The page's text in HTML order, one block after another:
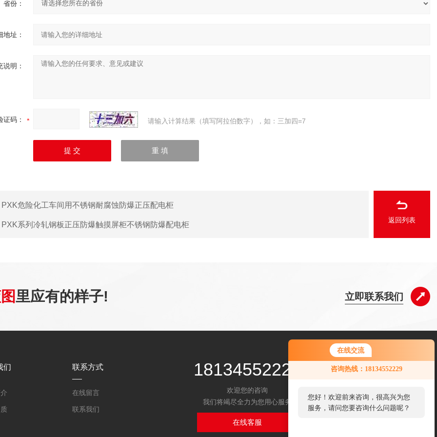
在线交流
咨询热线：18134552229
您好！欢迎前来咨询，很高兴为您
服务，请问您要咨询什么问题呢？
省份：
地址：
说明：
证码： 请输入计算结果（填写阿拉伯数字），如：三加四=7
PXK危险化工车间用不锈钢耐腐蚀防爆正压配电柜
PXK系列冷轧钢板正压防爆触摸屏柜不锈钢防爆配电柜
返回列表
里应有的样子! 立即联系我们
们 联系方式
在线留言
联系我们
18134552229
欢迎您的咨询
我们将竭尽全力为您用心服务
在线客服